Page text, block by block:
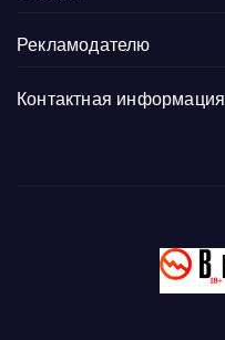
Рекламодателю
Контактная информация